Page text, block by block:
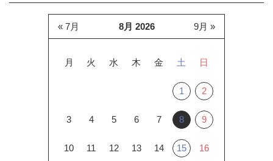
8月 2026
月 火 水 木 金 土 日
1 2
3 4 5 6 7 8 9
10 11 12 13 14 15 16
« 7月 9月 »